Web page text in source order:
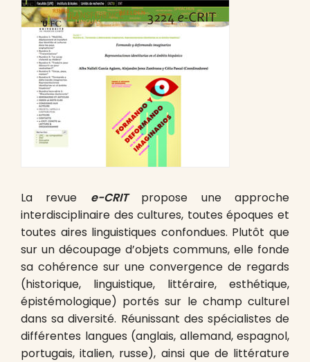
La revue e-CRITpropose une approche
interdisciplinaire des cultures, toutes époques et
toutes aires linguistiques confondues. Plutôt que
sur un découpage d’objets communs, elle fonde
sa cohérence sur une convergence de regards
(historique, linguistique, littéraire, esthétique,
épistémologique) portés sur le champ culturel
dans sa diversité. Réunissant des spécialistes de
différentes langues (anglais, allemand, espagnol,
portugais, italien, russe), ainsi que de littérature